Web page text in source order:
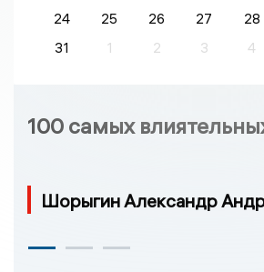
24
25 26 27 28
31
1 2 3 4
100 самых
Шорыгин Александр